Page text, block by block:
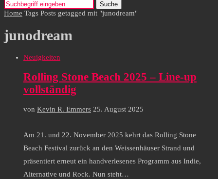
Suche
Home Tags Posts getagged mit "junodream"
junodream
Neuigkeiten
Rolling Stone Beach 2025 – Line-up
vollständig
von Kevin R. Emmers 25. August 2025
Am 21. und 22. November 2025 kehrt das Rolling Stone
Beach Festival zurück an den Weissenhäuser Strand und
präsentiert erneut ein handverlesenes Programm aus Indie,
Alternative und Rock. Nun steht…